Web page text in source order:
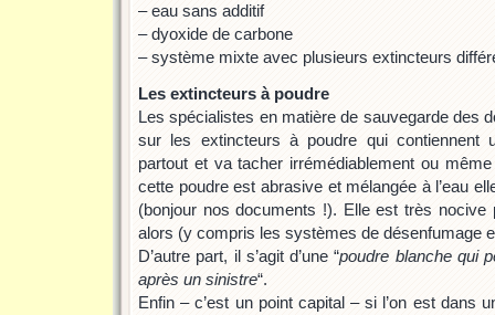
– eau sans additif
– dyoxide de carbone
– système mixte avec plusieurs extincteurs
Les extincteurs à poudre
Les spécialistes en matière de sauvegarde des
sur les extincteurs à poudre qui contiennent
partout et va tacher irrémédiablement ou
cette poudre est abrasive et mélangée à l’eau
(bonjour nos documents !). Elle est très
alors (y compris les systèmes de désenfumage
D’autre part, il s’agit d’une “poudre blanche qui
après un sinistre“.
Enfin – c’est un point capital – si l’on est dans